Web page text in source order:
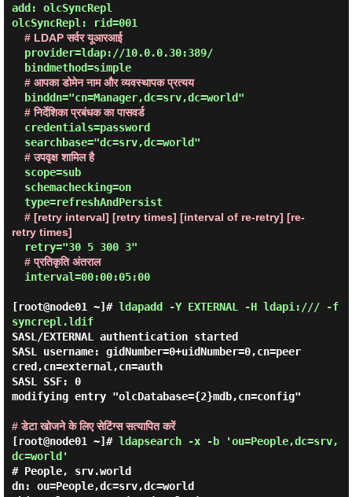
add: olcSyncRepl
olcSyncRepl: rid=001
# LDAP सर्वर यूआरआई
# आपका डोमेन नाम और व्यवस्थापक प्रत्यय
# निर्देशिका प्रबंधक का पासवर्ड
# उपवृक्ष शामिल है
# [retry interval] [retry times] [interval of re-retry] [re-
retry times]
# प्रतिकृति अंतराल
[root@node01 ~]# ldapadd -Y EXTERNAL -H ldapi:/// -f
syncrepl.ldif
SASL/EXTERNAL authentication started
SASL username: gidNumber=0+uidNumber=0,cn=peer
cred,cn=external,cn=auth
SASL SSF: 0
modifying entry "olcDatabase={2}mdb,cn=config"
# डेटा खोजने के लिए सेटिंग्स सत्यापित करें
[root@node01 ~]# ldapsearch -x -b 'ou=People,dc=srv,
dc=world'
# People, srv.world
dn: ou=People,dc=srv,dc=world